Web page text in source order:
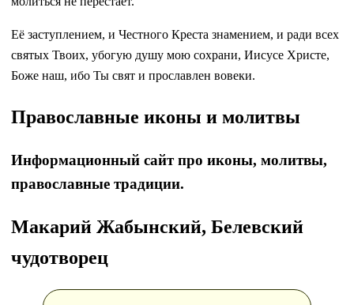
Её заступлением, и Честного Креста знамением, и ради всех
святых Твоих, убогую душу мою сохрани, Иисусе Христе,
Боже наш, ибо Ты свят и прославлен вовеки.
Православные иконы и молитвы
Информационный сайт про иконы, молитвы,
православные традиции.
Макарий Жабынский, Белевский
чудотворец